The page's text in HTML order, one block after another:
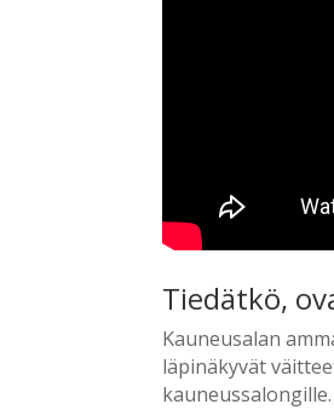
Tiedätkö,
Kauneusalan
läpinäkyvät
kauneussalongille.